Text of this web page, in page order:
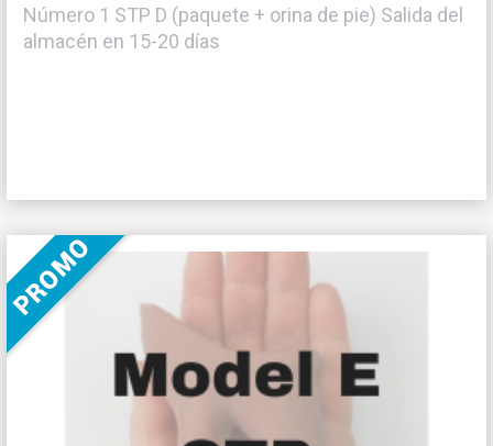
Número 1 STP D (paquete + orina de pie) Salida del
almacén en 15-20 días